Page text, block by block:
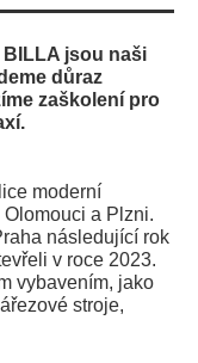
jsou naši
důraz
zaškolení pro
moderní
a Plzni.
následující rok
v roce 2023.
vybavením, jako
stroje,